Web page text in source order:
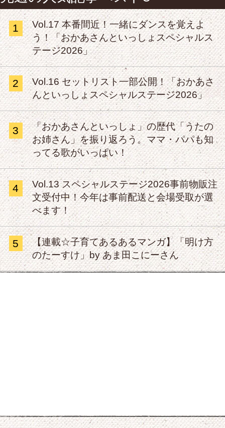
1
Vol.17 本番間近！一緒にダンスを覚えよ
う！「おかあさんといっしょスペシャルス
テージ2026」
2
Vol.16 セットリスト一部公開！「おかあさ
んといっしょスペシャルステージ2026」
3
「おかあさんといっしょ」の歴代「うたの
お姉さん」を振り返ろう。ママ・パパも知
ってる歌がいっぱい！
4
Vol.13 スペシャルステージ2026事前物販注
文受付中！今年は事前配送と会場受取が選
べます！
5
【連載☆子育てあるあるマンガ】「明け方
のたーすけ」by あま田こにーさん